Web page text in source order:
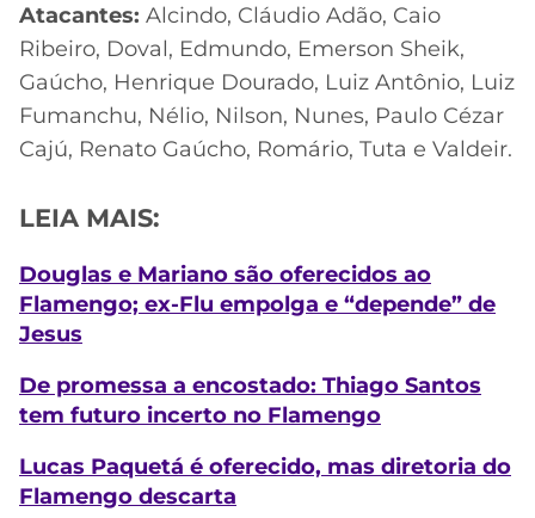
Atacantes: Alcindo, Cláudio Adão, Caio
Ribeiro, Doval, Edmundo, Emerson Sheik,
Gaúcho, Henrique Dourado, Luiz Antônio, Luiz
Fumanchu, Nélio, Nilson, Nunes, Paulo Cézar
Cajú, Renato Gaúcho, Romário, Tuta e Valdeir.
LEIA MAIS:
Douglas e Mariano são oferecidos ao
Flamengo; ex-Flu empolga e “depende” de
Jesus
De promessa a encostado: Thiago Santos
tem futuro incerto no Flamengo
Lucas Paquetá é oferecido, mas diretoria do
Flamengo descarta